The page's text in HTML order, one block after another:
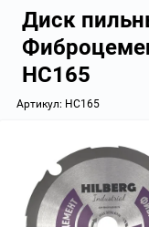
Диск
HC165
Артикул: HC165